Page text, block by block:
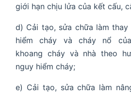
giới hạn chịu lửa của kết cấu,
d) Cải tạo, sửa chữa làm
hiểm cháy và cháy nổ
khoang cháy và nhà theo
nguy hiểm cháy;
e) Cải tạo, sửa chữa làm